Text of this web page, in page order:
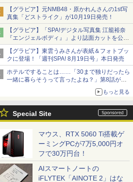
るランジェリーカットなど新たな挑戦
【グラビア】元NMB48・原かれんさんの1st写
真集「どストライク」が10月19日発売！
【グラビア】「SPA!デジタル写真集 江籠裕奈
『エンジェルボディ』」より誌面カットを公
開！
【グラビア】東雲うみさんが表紙＆フォトブッ
クに登場！「週刊SPA! 8月19日号」本日発売
ホテルですることは……「30まで独りだったら
一緒に暮らそうって言ったよね？」第8話が無
もっと見る
Special Site
マウス、RTX 5060 Ti搭載ゲ
ーミングPCが7万5,000円オ
フで30万円台！
AIスマートノートの
iFLYTEK「AINOTE 2」はな